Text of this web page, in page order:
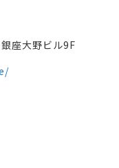
座大野ビル9F